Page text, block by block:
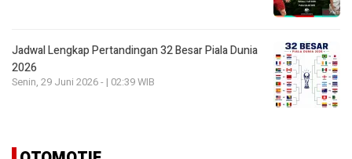
Jadwal Lengkap Pertandingan 32 Besar Piala Dunia
2026
Senin, 29 Juni 2026 - | 02:39 WIB